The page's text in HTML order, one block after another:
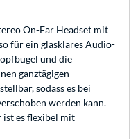
On-Ear Headset mit
für ein glasklares Audio-
und die
ganztägigen
sodass es bei
werden kann.
ist es flexibel mit